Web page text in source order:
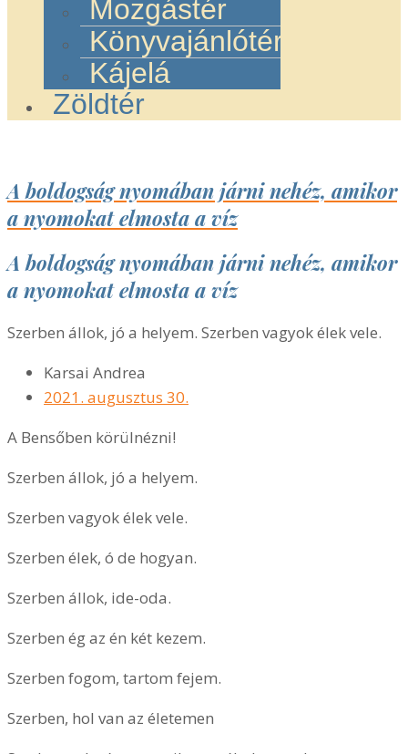
Mozgástér
Könyvajánlótér
Kájelá
Zöldtér
A boldogság nyomában járni nehéz, amikor
a nyomokat elmosta a víz
A boldogság nyomában járni nehéz, amikor
a nyomokat elmosta a víz
Szerben állok, jó a helyem. Szerben vagyok élek vele.
Karsai Andrea
2021. augusztus 30.
A Bensőben körülnézni!
Szerben állok, jó a helyem.
Szerben vagyok élek vele.
Szerben élek, ó de hogyan.
Szerben állok, ide-oda.
Szerben ég az én két kezem.
Szerben fogom, tartom fejem.
Szerben, hol van az életemen